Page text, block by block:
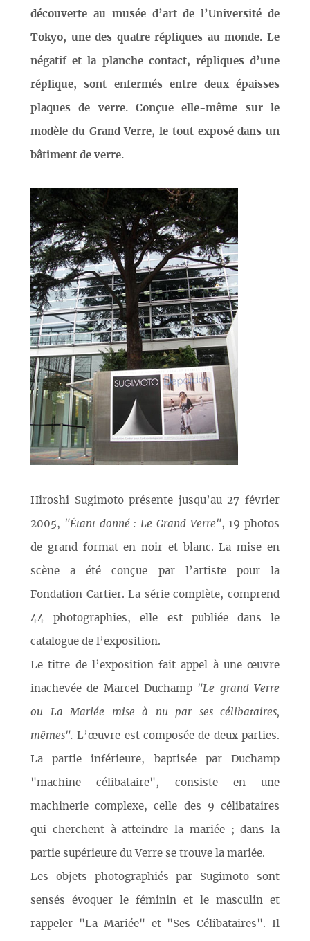
découverte au musée d’art de l’Université de
Tokyo, une des quatre répliques au monde. Le
négatif et la planche contact, répliques d’une
réplique, sont enfermés entre deux épaisses
plaques de verre. Conçue elle-même sur le
modèle du Grand Verre, le tout exposé dans un
bâtiment de verre.
Hiroshi Sugimoto présente jusqu’au 27 février
2005, "Étant donné : Le Grand Verre", 19 photos
de grand format en noir et blanc. La mise en
scène a été conçue par l’artiste pour la
Fondation Cartier. La série complète, comprend
44 photographies, elle est publiée dans le
catalogue de l’exposition.
Le titre de l’exposition fait appel à une œuvre
inachevée de Marcel Duchamp "Le grand Verre
ou La Mariée mise à nu par ses célibataires,
mêmes". L’œuvre est composée de deux parties.
La partie inférieure, baptisée par Duchamp
"machine célibataire", consiste en une
machinerie complexe, celle des 9 célibataires
qui cherchent à atteindre la mariée ; dans la
partie supérieure du Verre se trouve la mariée.
Les objets photographiés par Sugimoto sont
sensés évoquer le féminin et le masculin et
rappeler "La Mariée" et "Ses Célibataires". Il